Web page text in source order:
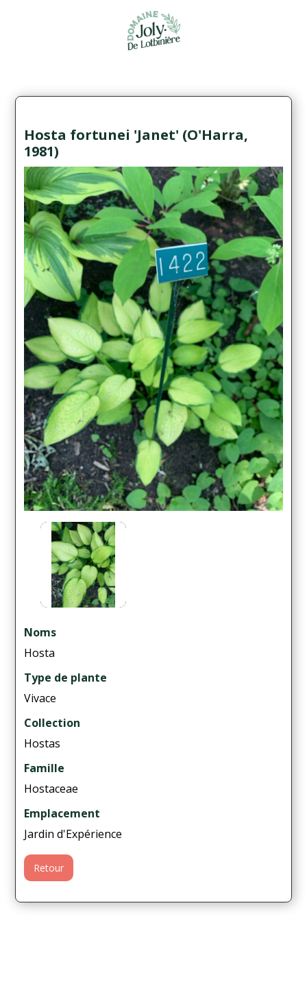
Hosta fortunei 'Janet' (O'Harra,
1981)
Noms
Hosta
Type de plante
Vivace
Collection
Hostas
Famille
Hostaceae
Emplacement
Jardin d'Expérience
Retour